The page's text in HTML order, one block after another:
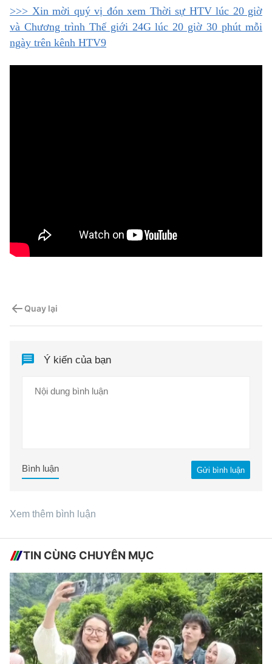
>>> Xin mời quý vị đón xem Thời sự HTV lúc 20 giờ
và Chương trình Thế giới 24G lúc 20 giờ 30 phút mỗi
ngày trên kênh HTV9
Quay lại
Ý kiến của bạn
Gửi bình luận
Bình luận
Xem thêm bình luận
TIN CÙNG CHUYÊN MỤC